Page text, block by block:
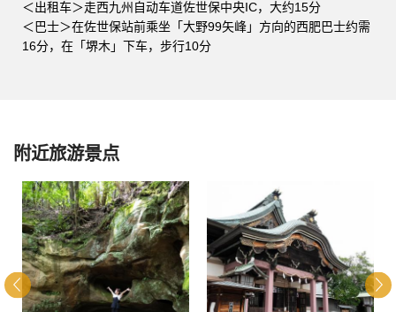
＜出租车＞走西九州自动车道佐世保中央IC，大约15分
＜巴士＞在佐世保站前乘坐「大野99矢峰」方向的西肥巴士约需
16分，在「堺木」下车，步行10分
附近旅游景点